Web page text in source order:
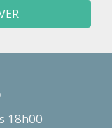
18h00